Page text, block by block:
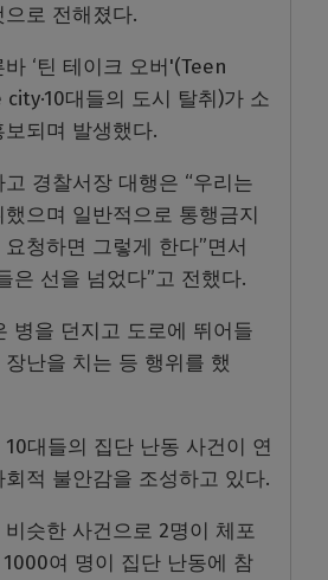
로 전해졌다.
‘틴 테이크 오버'(Teen
대들의 도시 탈취)가 소
되며 발생했다.
경찰서장 대행은 “우리는
으며 일반적으로 통행금지
청하면 그렇게 한다”면서
은 선을 넘었다”고 전했다.
병을 던지고 도로에 뛰어들
난을 치는 등 행위를 했
대들의 집단 난동 사건이 연
적 불안감을 조성하고 있다.
슷한 사건으로 2명이 체포
여 명이 집단 난동에 참